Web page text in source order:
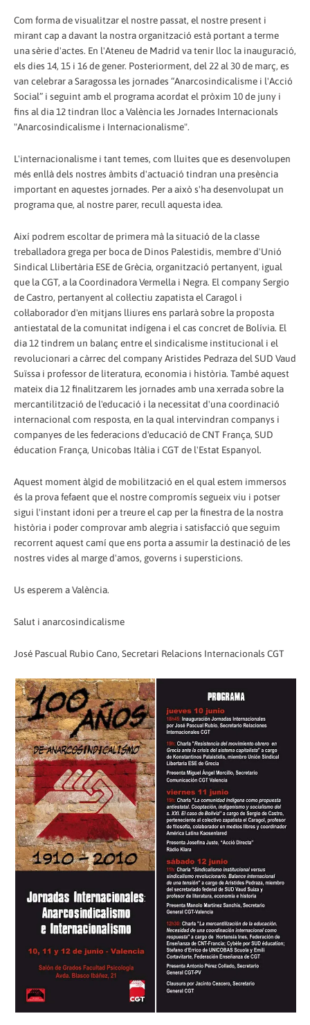
Com forma de visualitzar el nostre passat, el nostre present i
mirant cap a davant la nostra organització està portant a terme
una sèrie d'actes. En l'Ateneu de Madrid va tenir lloc la inauguració,
els dies 14, 15 i 16 de gener. Posteriorment, del 22 al 30 de març, es
van celebrar a Saragossa les jornades “Anarcosindicalisme i l'Acció
Social” i seguint amb el programa acordat el pròxim 10 de juny i
fins al dia 12 tindran lloc a València les Jornades Internacionals
"Anarcosindicalisme i Internacionalisme".
L'internacionalisme i tant temes, com lluites que es desenvolupen
més enllà dels nostres àmbits d'actuació tindran una presència
important en aquestes jornades. Per a això s'ha desenvolupat un
programa que, al nostre parer, recull aquesta idea.
Així podrem escoltar de primera mà la situació de la classe
treballadora grega per boca de Dinos Palestidis, membre d'Unió
Sindical Llibertària ESE de Grècia, organització pertanyent, igual
que la CGT, a la Coordinadora Vermella i Negra. El company Sergio
de Castro, pertanyent al col·lectiu zapatista el Caragol i
col·laborador d'en mitjans lliures ens parlarà sobre la proposta
antiestatal de la comunitat indígena i el cas concret de Bolívia. El
dia 12 tindrem un balanç entre el sindicalisme institucional i el
revolucionari a càrrec del company Aristides Pedraza del SUD Vaud
Suïssa i professor de literatura, economia i història. També aquest
mateix dia 12 finalitzarem les jornades amb una xerrada sobre la
mercantilització de l'educació i la necessitat d'una coordinació
internacional com resposta, en la qual intervindran companys i
companyes de les federacions d'educació de CNT França, SUD
éducation França, Unicobas Itàlia i CGT de l'Estat Espanyol.
Aquest moment àlgid de mobilització en el qual estem immersos
és la prova fefaent que el nostre compromís segueix viu i potser
sigui l'instant idoni per a treure el cap per la finestra de la nostra
història i poder comprovar amb alegria i satisfacció que seguim
recorrent aquest camí que ens porta a assumir la destinació de les
nostres vides al marge d'amos, governs i supersticions.
Us esperem a València.
Salut i anarcosindicalisme
José Pascual Rubio Cano, Secretari Relacions Internacionals CGT